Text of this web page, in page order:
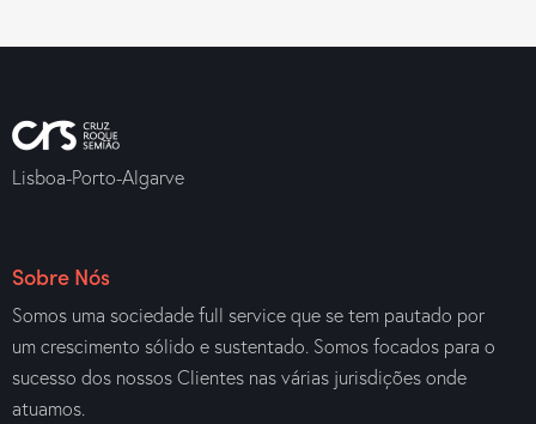
Lisboa-Porto-Algarve
Sobre Nós
Somos uma sociedade full service que se tem pautado por
um crescimento sólido e sustentado. Somos focados para o
sucesso dos nossos Clientes nas várias jurisdições onde
atuamos.